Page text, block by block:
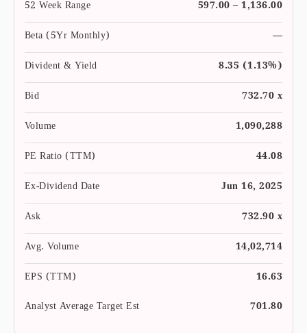
52 Week Range
597.00 – 1,136.00
Beta (5Yr Monthly)
—
Divident & Yield
8.35 (1.13%)
Bid
732.70 x
Volume
1,090,288
PE Ratio (TTM)
44.08
Ex-Dividend Date
Jun 16, 2025
Ask
732.90 x
Avg. Volume
14,02,714
EPS (TTM)
16.63
Analyst Average Target Est
701.80